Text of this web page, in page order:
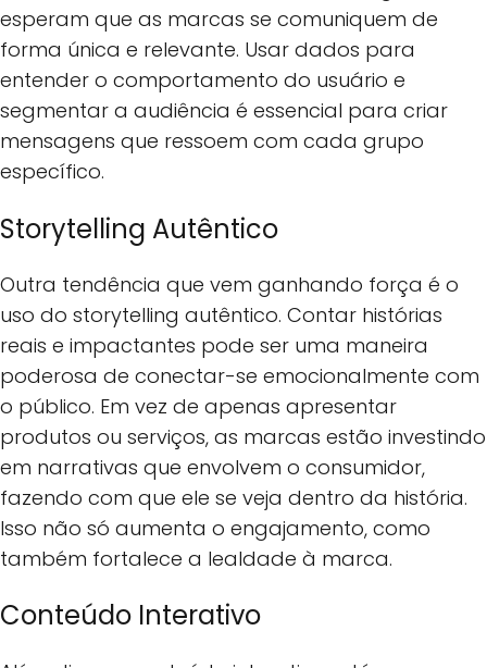
esperam que as marcas se comuniquem de
forma única e relevante. Usar dados para
entender o comportamento do usuário e
segmentar a audiência é essencial para criar
mensagens que ressoem com cada grupo
específico.
Storytelling Autêntico
Outra tendência que vem ganhando força é o
uso do storytelling autêntico. Contar histórias
reais e impactantes pode ser uma maneira
poderosa de conectar-se emocionalmente com
o público. Em vez de apenas apresentar
produtos ou serviços, as marcas estão investindo
em narrativas que envolvem o consumidor,
fazendo com que ele se veja dentro da história.
Isso não só aumenta o engajamento, como
também fortalece a lealdade à marca.
Conteúdo Interativo